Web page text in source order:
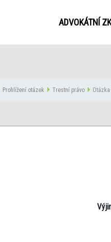
ADVOKÁTNÍ
Prohlížení otázek Trestní právo